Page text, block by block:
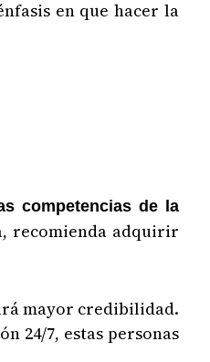
en que hacer la
competencias de la
recomienda adquirir
mayor credibilidad.
24/7, estas personas